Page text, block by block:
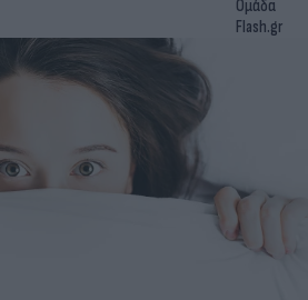
Ομάδα
Flash.gr